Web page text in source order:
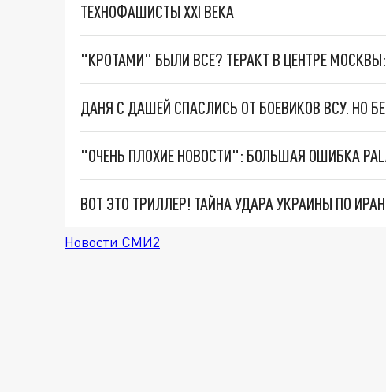
ТЕХНОФАШИСТЫ XXI ВЕКА
"КРОТАМИ" БЫЛИ ВСЕ? ТЕРАКТ В ЦЕНТРЕ
ДАНЯ С ДАШЕЙ СПАСЛИСЬ ОТ БОЕВИКОВ ВСУ. НО
ВОТ ЭТО ТРИЛЛЕР! ТАЙНА УДАРА УКРАИНЫ ПО
Новости СМИ2